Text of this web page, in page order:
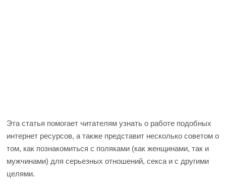
Эта статья помогает читателям узнать о работе подобных
интернет ресурсов, а также представит несколько советом о
том, как познакомиться с поляками (как женщинами, так и
мужчинами) для серьезных отношений, секса и с другими
целями.